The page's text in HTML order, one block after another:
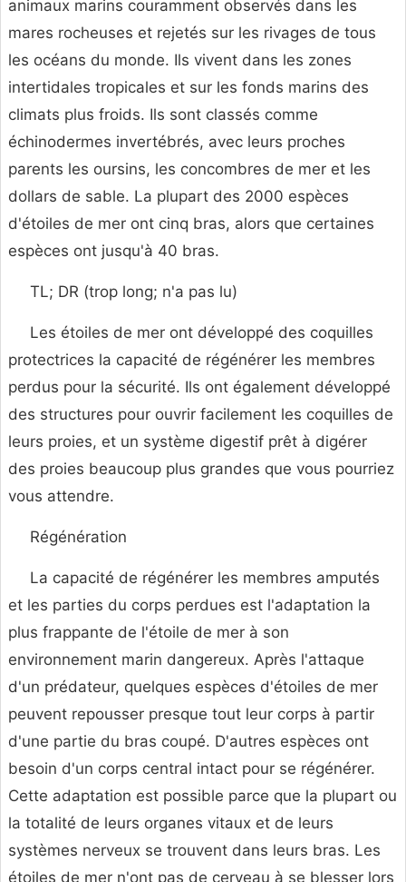
animaux marins couramment observés dans les
mares rocheuses et rejetés sur les rivages de tous
les océans du monde. Ils vivent dans les zones
intertidales tropicales et sur les fonds marins des
climats plus froids. Ils sont classés comme
échinodermes invertébrés, avec leurs proches
parents les oursins, les concombres de mer et les
dollars de sable. La plupart des 2000 espèces
d'étoiles de mer ont cinq bras, alors que certaines
espèces ont jusqu'à 40 bras.
TL; DR (trop long; n'a pas lu)
Les étoiles de mer ont développé des coquilles
protectrices la capacité de régénérer les membres
perdus pour la sécurité. Ils ont également développé
des structures pour ouvrir facilement les coquilles de
leurs proies, et un système digestif prêt à digérer
des proies beaucoup plus grandes que vous pourriez
vous attendre.
Régénération
La capacité de régénérer les membres amputés
et les parties du corps perdues est l'adaptation la
plus frappante de l'étoile de mer à son
environnement marin dangereux. Après l'attaque
d'un prédateur, quelques espèces d'étoiles de mer
peuvent repousser presque tout leur corps à partir
d'une partie du bras coupé. D'autres espèces ont
besoin d'un corps central intact pour se régénérer.
Cette adaptation est possible parce que la plupart ou
la totalité de leurs organes vitaux et de leurs
systèmes nerveux se trouvent dans leurs bras. Les
étoiles de mer n'ont pas de cerveau à se blesser lors